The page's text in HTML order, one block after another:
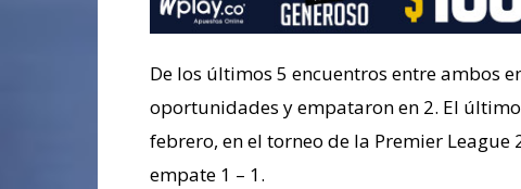
De los últimos 5 encuentros entre ambos
oportunidades y empataron en 2. El
febrero, en el torneo de la Premier
empate 1 – 1.